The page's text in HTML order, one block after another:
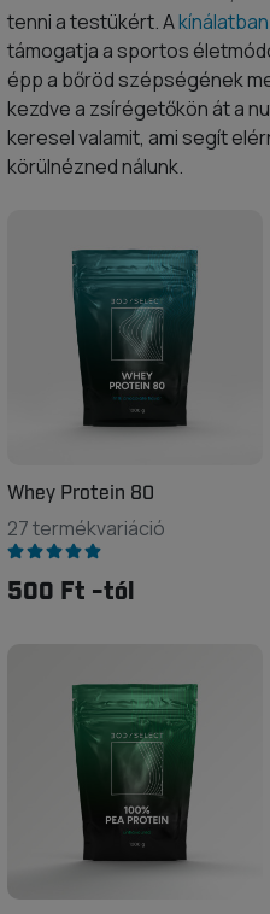
tenni a testükért. A
támogatja a sportos
épp a bőröd szépségének
kezdve a zsírégetőkön át a
keresel valamit, ami segít
körülnézned nálunk.
Whey Protein 80
27 termékvariáció
500 Ft -tól